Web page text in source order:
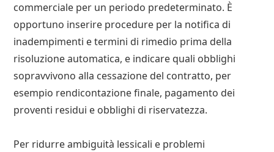
commerciale per un periodo predeterminato. È
opportuno inserire procedure per la notifica di
inadempimenti e termini di rimedio prima della
risoluzione automatica, e indicare quali obblighi
sopravvivono alla cessazione del contratto, per
esempio rendicontazione finale, pagamento dei
proventi residui e obblighi di riservatezza.
Per ridurre ambiguità lessicali e problemi